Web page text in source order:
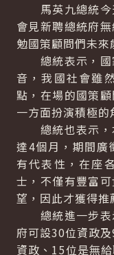
馬英九總統今
會見新聘總統府
勉國策顧問們未來
總統表示，國
音，我國社會雖
點，在場的國策
一方面扮演積極的
總統也表示，
達4個月，期間廣
有代表性，在座
士，不僅有豐富
望，因此才獲得推
總統進一步表
府可設30位資政
資政、15位是無